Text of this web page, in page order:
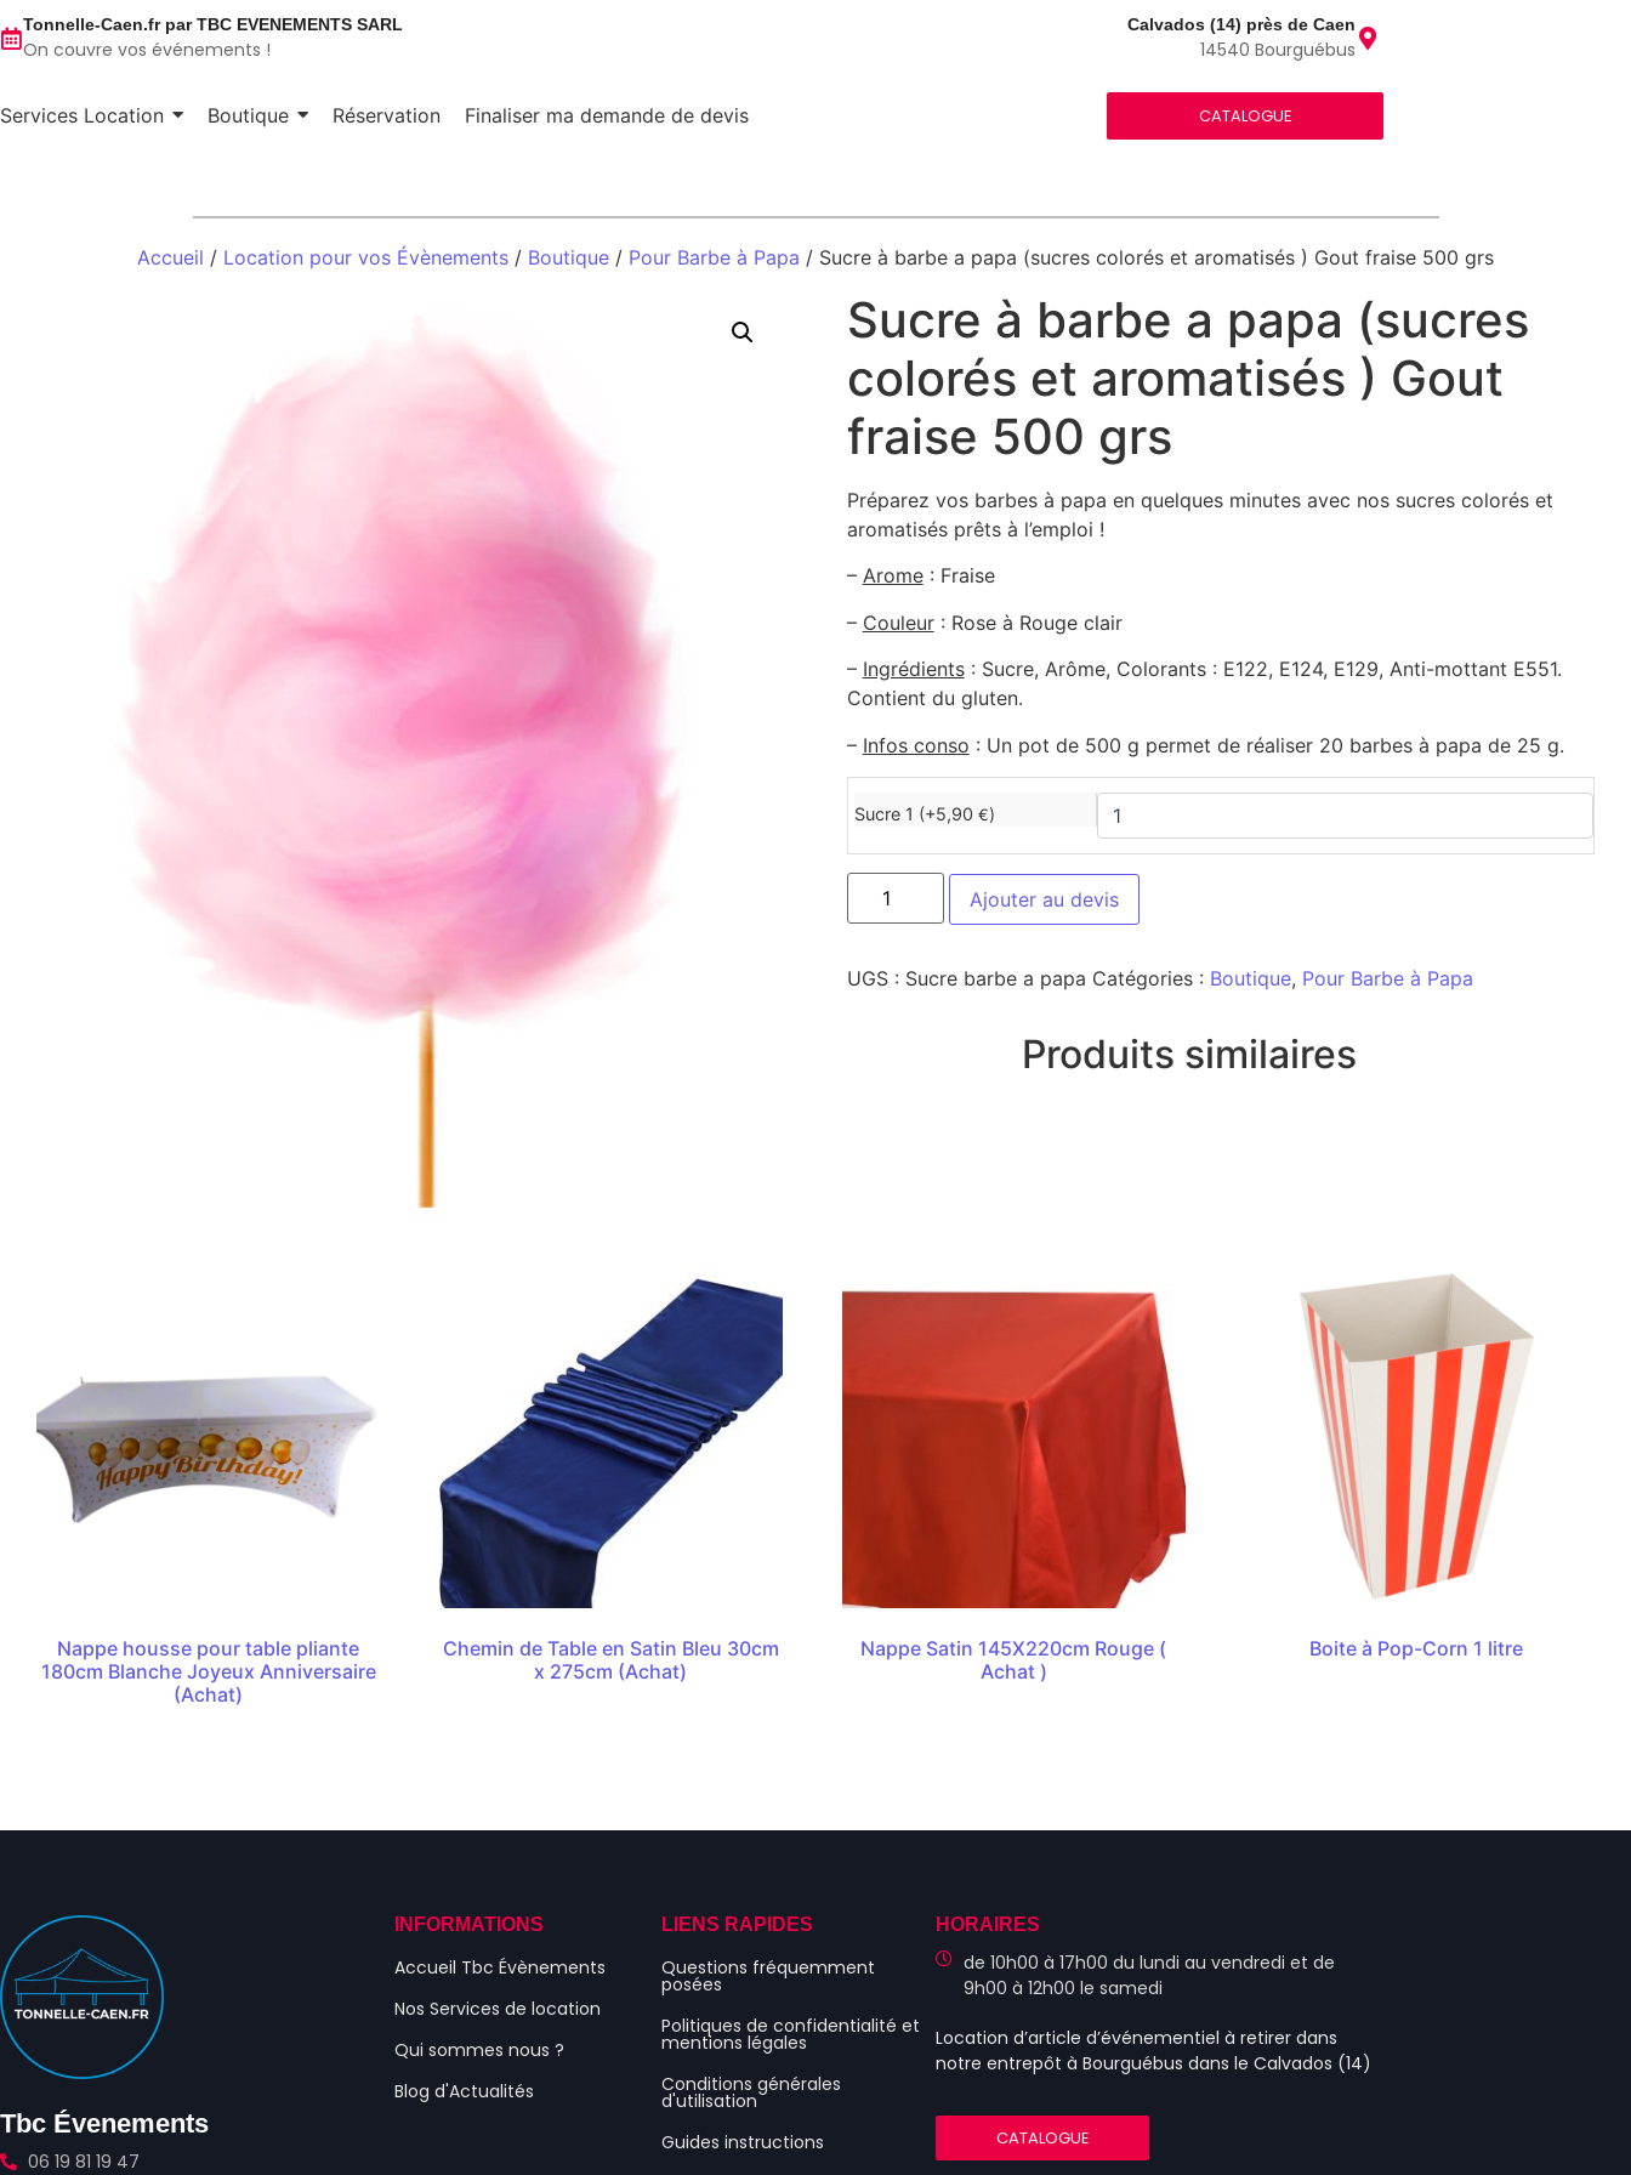
Tonnelle-Caen.fr par TBC EVENEMENTS SARL
On couvre vos événements !
Calvados (14) près de Caen
14540 Bourguébus
Services Location Boutique Réservation Finaliser ma demande de devis CATALOGUE
Accueil / Location pour vos Évènements / Boutique / Pour Barbe à Papa / Sucre à barbe a papa (sucres colorés et aromatisés ) Gout fraise 500 grs
Sucre à barbe a papa (sucres
colorés et aromatisés ) Gout
fraise 500 grs
Préparez vos barbes à papa en quelques minutes avec nos sucres colorés et
aromatisés prêts à l’emploi !
– Arome: Fraise
– Couleur: Rose à Rouge clair
– Ingrédients: Sucre, Arôme, Colorants : E122, E124, E129, Anti-mottant E551.
Contient du gluten.
– Infos conso : Un pot de 500 g permet de réaliser 20 barbes à papa de 25 g.
Sucre 1 (+5,90 €)
Ajouter au devis
UGS : Sucre barbe a papa Catégories : Boutique, Pour Barbe à Papa
Produits similaires
Nappe housse pour table pliante
180cm Blanche Joyeux Anniversaire
(Achat)
Chemin de Table en Satin Bleu 30cm
x 275cm (Achat)
Nappe Satin 145X220cm Rouge (
Achat )
Boite à Pop-Corn 1 litre
Tbc Évenements
06 19 81 19 47
INFORMATIONS
Accueil Tbc Évènements
Nos Services de location
Qui sommes nous ?
Blog d'Actualités
LIENS RAPIDES
Questions fréquemment
posées
Politiques de confidentialité et
mentions légales
Conditions générales
d'utilisation
Guides instructions
HORAIRES
de 10h00 à 17h00 du lundi au vendredi et de
9h00 à 12h00 le samedi
Location d’article d’événementiel à retirer dans
notre entrepôt à Bourguébus dans le Calvados (14)
CATALOGUE